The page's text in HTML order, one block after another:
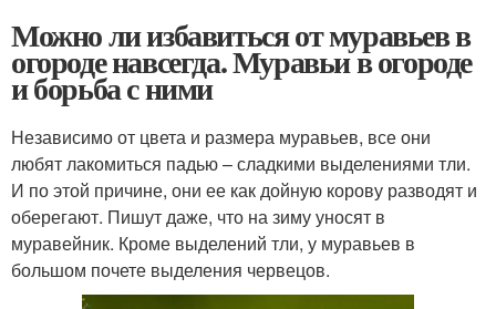
Можно ли избавиться от муравьев в
огороде навсегда. Муравьи в огороде
и борьба с ними
Независимо от цвета и размера муравьев, все они
любят лакомиться падью – сладкими выделениями тли.
И по этой причине, они ее как дойную корову разводят и
оберегают. Пишут даже, что на зиму уносят в
муравейник. Кроме выделений тли, у муравьев в
большом почете выделения червецов.